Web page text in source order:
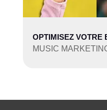
OPTIMISEZ VOTRE
MUSIC